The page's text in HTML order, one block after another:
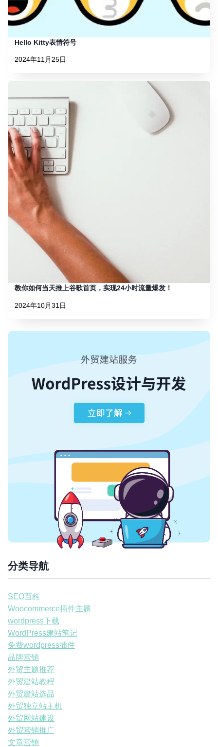
Hello Kitty表情符号
2024年11月25日
教你如何当天推上谷歌首页，实现24小时流量爆发！
2024年10月31日
分类导航
SEO百科
Woocommerce插件主题
wordpress下载
WordPress建站笔记
免费wordpress插件
品牌营销
外贸主题推荐
外贸建站教程
外贸建站选品
外贸独立站主机
外贸网站建设
外贸营销推广
文章营销